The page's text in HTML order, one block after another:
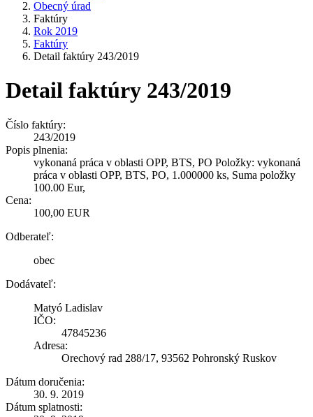
Obecný úrad
Faktúry
Rok 2019
Faktúry
Detail faktúry 243/2019
Detail faktúry 243/2019
Číslo faktúry:
243/2019
Popis plnenia:
vykonaná práca v oblasti OPP, BTS, PO Položky: vykonaná
práca v oblasti OPP, BTS, PO, 1.000000 ks, Suma položky
100.00 Eur,
Cena:
100,00 EUR
Odberateľ:
obec
Dodávateľ:
Matyó Ladislav
IČO:
47845236
Adresa:
Orechový rad 288/17, 93562 Pohronský Ruskov
Dátum doručenia:
30. 9. 2019
Dátum splatnosti: